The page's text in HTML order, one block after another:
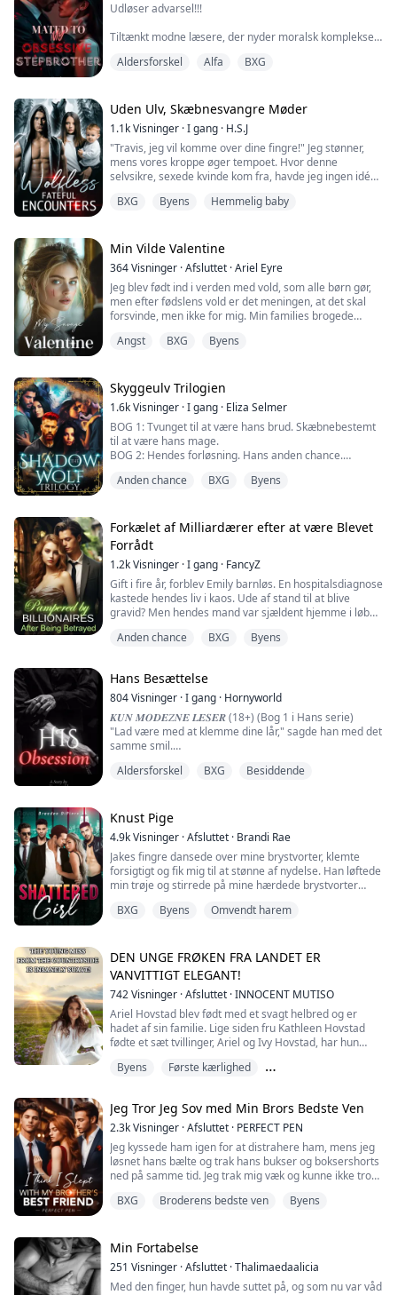
Efter operationen dukkede HAN op. "Audrey Sinclair!
rådføre dig med mig?"
Jeg ønskede at udøse min smerte,...
Udløser advarsel!!!
Tiltænkt modne læsere, der nyder moralsk komplekse,
mørke romancer, der udfordrer grænser.
Blod overalt. Rystende hænder.
"Nej!" Mine øjne slørede.
Hans livløse øjne stirrede tilbage på mig, hans blod
samlede sig ved mine fødder. Manden, jeg elskede -
død.
mi...
Aldersforskel Alfa BXG
Uden Ulv, Skæbnesvangre Møder
1.1kVisninger ·I gang · H.S.J
"Travis, jeg vil komme over dine fingre!" Jeg stønner,
mens vores kroppe øger tempoet. Hvor denne
selvsikre, sexede kvinde kom fra, havde jeg ingen idé
gør du," stønner Travis i mit øre, mens han øger trykket
hans hånd, mens jeg gisper han...
BXG Byens Hemmelig baby
Min Vilde Valentine
364Visninger ·Afsluttet ·Ariel Eyre
Jeg blev født ind i verden med vold, som alle børn gør,
men efter fødslens vold er det meningen, at det skal
forsvinde, men ikke for mig. Min families brogede
min fødsel til min død er jeg dømt til at leve midt i kaos
et respektabelt jo...
Angst BXG Byens
Skyggeulv Trilogien
1.6kVisninger ·I gang · Eliza Selmer
BOG 1: Tvunget til at være hans brud. Skæbnebestemt
til at være hans mage.
BOG 2: Hendes forløsning. Hans anden chance.
du ikke andet end et redskab, der bruges til at forene
kræfter med en anden stærk flok. Og hvis du ikke følger
det, der forventes af dig,...
Anden chance BXG Byens
Forkælet af Milliardærer efter at være Blevet
Forrådt
1.2kVisninger ·I gang · FancyZ
Gift i fire år, forblev Emily barnløs. En hospitalsdiagnose
kastede hendes liv i kaos. Ude af stand til at blive
gravid? Men hendes mand var sjældent hjemme i løbet
Emily og hendes milliardærmand var i et
dukkede op med en gravid kvinde, mistede hun håb...
Anden chance BXG Byens
Hans Besættelse
804Visninger ·I gang · Hornyworld
𝑲𝑼𝑵 𝑴𝑶𝑫𝑬𝑍𝑵𝑬 𝑳𝑬𝑺𝑬𝑹 (18+) (Bog 1 i Hans serie)
"Lad være med at klemme dine lår," sagde han med det
samme smil.
"Så det betyder, at du ikke er våd, ikke?" spurgte han
han, mens hans hånd var ved at glide ind i mine trusser,
da jeg stoppede ham.
Nej, jeg kan ikke lade...
Aldersforskel BXG Besiddende
Knust Pige
4.9kVisninger ·Afsluttet · Brandi Rae
Jakes fingre dansede over mine brystvorter, klemte
forsigtigt og fik mig til at stønne af nydelse. Han løftede
min trøje og stirrede på mine hærdede brystvorter
og rykkede tilbage på sengen, så jeg fik lidt plads.
bekymringen i hans øjne, mens jeg tog en dyb
indånding.
"Jeg ville bare ikke have...
BXG Byens Omvendt harem
DEN UNGE FRØKEN FRA LANDET ER
VANVITTIGT ELEGANT!
742Visninger ·Afsluttet ·INNOCENT MUTISO
Ariel Hovstad blev født med et svagt helbred og er
hadet af sin familie. Lige siden fru Kathleen Hovstad
fødte et sæt tvillinger, Ariel og Ivy Hovstad, har hun
bringer uheld, da hendes helbred forværres hver gang
Henry Hovstad, til at skil...
Byens
Første kærlighed
Jeg Tror Jeg Sov med Min Brors Bedste Ven
2.3kVisninger ·Afsluttet · PERFECT PEN
Jeg kyssede ham igen for at distrahere ham, mens jeg
løsnet hans bælte og trak hans bukser og boksershorts
ned på samme tid. Jeg trak mig væk og kunne ikke tro
ikke så stor, og jeg er ret sikker på, at han bemærkede,
"Hvad er der galt, skat... skræmte jeg dig?" Han smilede
og fangede mit blik. Jeg svarede ved at tilte mi...
BXG Broderens bedste ven Byens
Min Fortabelse
251 Visninger ·Afsluttet ·Thalimaedaalicia
Med den finger, hun havde suttet på, og som nu var våd